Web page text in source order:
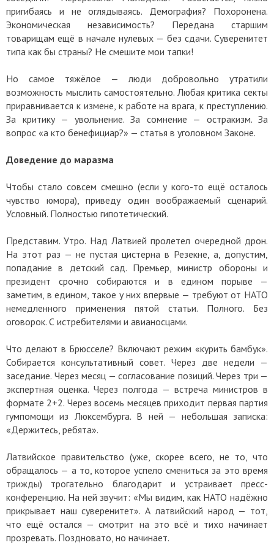
пригибаясь и не оглядываясь. Демография? Похоронена.
Экономическая независимость? Передана старшим
товарищам ещё в начале нулевых — без сдачи. Суверенитет
типа как бы страны? Не смешите мои тапки!
Но самое тяжёлое — люди добровольно утратили
возможность мыслить самостоятельно. Любая критика секты
приравнивается к измене, к работе на врага, к преступлению.
За критику — увольнение. За сомнение — остракизм. За
вопрос «а кто бенефициар?» — статья в уголовном Законе.
Доведение до маразма
Чтобы стало совсем смешно (если у кого-то ещё осталось
чувство юмора), приведу один воображаемый сценарий.
Условный. Полностью гипотетический.
Представим. Утро. Над Латвией пролетел очередной дрон.
На этот раз — не пустая цистерна в Резекне, а, допустим,
попадание в детский сад. Премьер, министр обороны и
президент срочно собираются и в едином порыве —
заметим, в едином, такое у них впервые — требуют от НАТО
немедленного применения пятой статьи. Полного. Без
оговорок. С истребителями и авианосцами.
Что делают в Брюсселе? Включают режим «курить бамбук».
Собирается консультативный совет. Через две недели —
заседание. Через месяц — согласование позиций. Через три —
экспертная оценка. Через полгода — встреча министров в
формате 2+2. Через восемь месяцев приходит первая партия
гумпомощи из Люксембурга. В ней — небольшая записка:
«Держитесь, ребята».
Латвийское правительство (уже, скорее всего, не то, что
обращалось — а то, которое успело смениться за это время
трижды) трогательно благодарит и устраивает пресс-
конференцию. На ней звучит: «Мы видим, как НАТО надёжно
прикрывает наш суверенитет». А латвийский народ — тот,
что ещё остался — смотрит на это всё и тихо начинает
прозревать. Поздновато, но начинает.